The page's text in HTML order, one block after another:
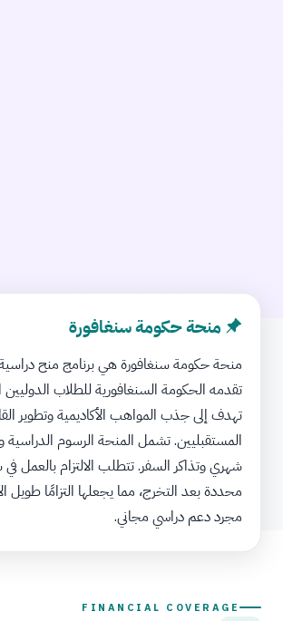
منحة حكومة سنغافورة
منحة حكومة سنغافورة هي برنامج منح
تقدمه الحكومة السنغافورية للطلاب الدوليين
تهدف إلى جذب المواهب الأكاديمية وتطوير
المستقبليين. تشمل المنحة الرسوم الدراسية
شهري وتذاكر السفر. تتطلب الالتزام بالعمل في
محددة بعد التخرج، مما يجعلها التزامًا
مجرد دعم دراسي مجاني.
FINANCIAL COVERAGE